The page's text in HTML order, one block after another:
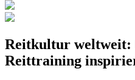
Reitkultur weltweit:
Reittraining